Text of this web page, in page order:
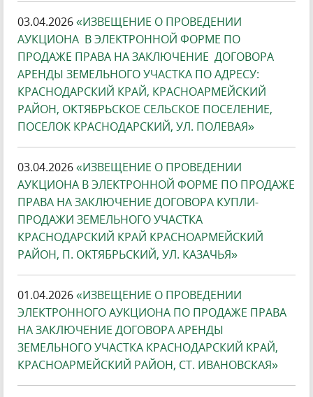
03.04.2026«ИЗВЕЩЕНИЕ О ПРОВЕДЕНИИ
АУКЦИОНА В ЭЛЕКТРОННОЙ ФОРМЕ ПО
ПРОДАЖЕ ПРАВА НА ЗАКЛЮЧЕНИЕ ДОГОВОРА
АРЕНДЫ ЗЕМЕЛЬНОГО УЧАСТКА ПО АДРЕСУ:
КРАСНОДАРСКИЙ КРАЙ, КРАСНОАРМЕЙСКИЙ
РАЙОН, ОКТЯБРЬСКОЕ СЕЛЬСКОЕ ПОСЕЛЕНИЕ,
ПОСЕЛОК КРАСНОДАРСКИЙ, УЛ. ПОЛЕВАЯ»
03.04.2026«ИЗВЕЩЕНИЕ О ПРОВЕДЕНИИ
АУКЦИОНА В ЭЛЕКТРОННОЙ ФОРМЕ ПО ПРОДАЖЕ
ПРАВА НА ЗАКЛЮЧЕНИЕ ДОГОВОРА КУПЛИ-
ПРОДАЖИ ЗЕМЕЛЬНОГО УЧАСТКА
КРАСНОДАРСКИЙ КРАЙ КРАСНОАРМЕЙСКИЙ
РАЙОН, П. ОКТЯБРЬСКИЙ, УЛ. КАЗАЧЬЯ»
01.04.2026«ИЗВЕЩЕНИЕ О ПРОВЕДЕНИИ
ЭЛЕКТРОННОГО АУКЦИОНА ПО ПРОДАЖЕ ПРАВА
НА ЗАКЛЮЧЕНИЕ ДОГОВОРА АРЕНДЫ
ЗЕМЕЛЬНОГО УЧАСТКА КРАСНОДАРСКИЙ КРАЙ,
КРАСНОАРМЕЙСКИЙ РАЙОН, СТ. ИВАНОВСКАЯ»